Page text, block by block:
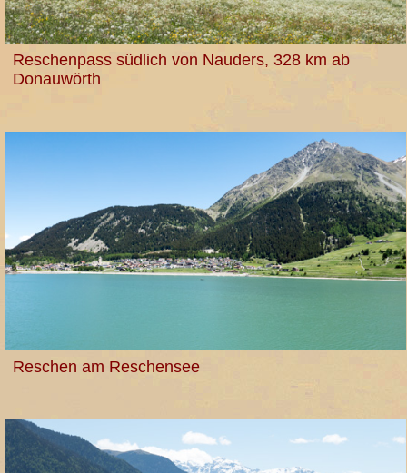
Reschenpass südlich von Nauders, 328 km ab
Donauwörth
Reschen am Reschensee